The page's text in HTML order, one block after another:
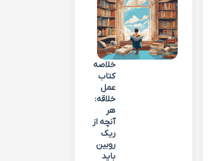
خلاصه
کتاب
عمل
خلاقه:
هر
آنچه از
ریک
روبین
باید